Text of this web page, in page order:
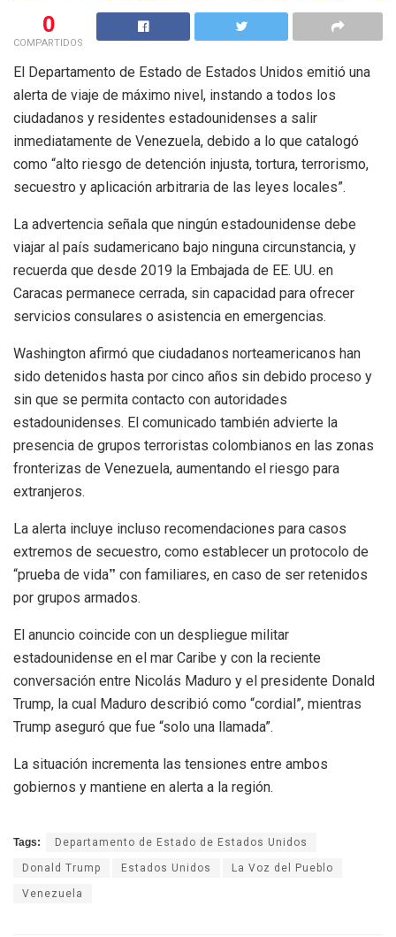
0
COMPARTIDOS
El Departamento de Estado de Estados Unidos emitió una
alerta de viaje de máximo nivel, instando a todos los
ciudadanos y residentes estadounidenses a salir
inmediatamente de Venezuela, debido a lo que catalogó
como “alto riesgo de detención injusta, tortura, terrorismo,
secuestro y aplicación arbitraria de las leyes locales”.
La advertencia señala que ningún estadounidense debe
viajar al país sudamericano bajo ninguna circunstancia, y
recuerda que desde 2019 la Embajada de EE. UU. en
Caracas permanece cerrada, sin capacidad para ofrecer
servicios consulares o asistencia en emergencias.
Washington afirmó que ciudadanos norteamericanos han
sido detenidos hasta por cinco años sin debido proceso y
sin que se permita contacto con autoridades
estadounidenses. El comunicado también advierte la
presencia de grupos terroristas colombianos en las zonas
fronterizas de Venezuela, aumentando el riesgo para
extranjeros.
La alerta incluye incluso recomendaciones para casos
extremos de secuestro, como establecer un protocolo de
“prueba de vida” con familiares, en caso de ser retenidos
por grupos armados.
El anuncio coincide con un despliegue militar
estadounidense en el mar Caribe y con la reciente
conversación entre Nicolás Maduro y el presidente Donald
Trump, la cual Maduro describió como “cordial”, mientras
Trump aseguró que fue “solo una llamada”.
La situación incrementa las tensiones entre ambos
gobiernos y mantiene en alerta a la región.
Tags: Departamento de Estado de Estados Unidos
Donald Trump Estados Unidos La Voz del Pueblo
Venezuela